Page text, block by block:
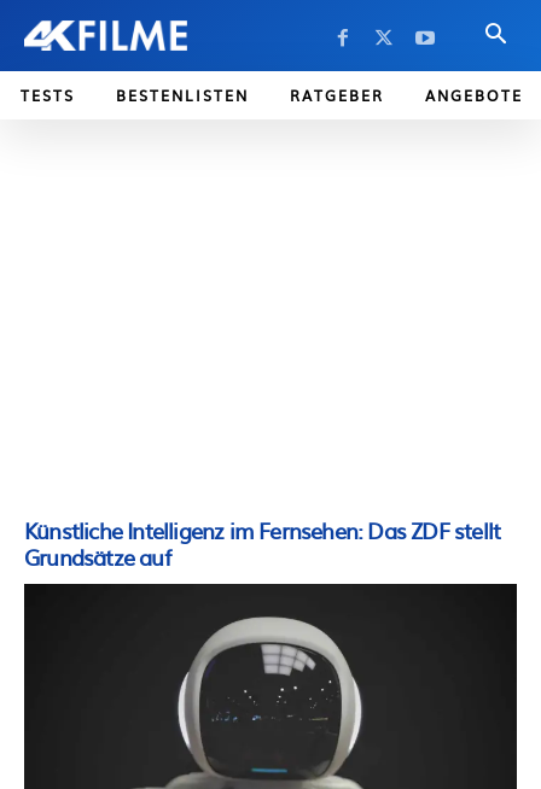
TESTS BESTENLISTEN RATGEBER ANGEBOTE
Künstliche Intelligenz im Fernsehen: Das ZDF stellt
Grundsätze auf